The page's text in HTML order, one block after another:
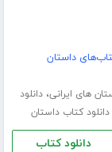
داستان
های ایرانی،دانلود
دانلود کتاب داستان
دانلود کتاب